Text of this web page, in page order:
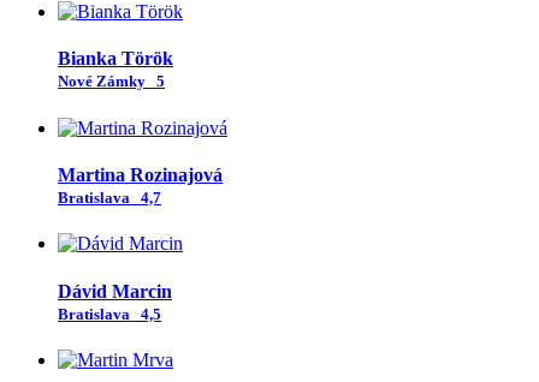
Bianka Török
Nové Zámky 5
Martina Rozinajová
Bratislava 4,7
Dávid Marcin
Bratislava 4,5